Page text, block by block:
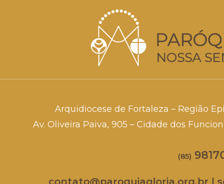
Arquidiocese de Fortaleza – Região
Av. Oliveira Paiva, 905 – Cidade dos
(85)
contato@paroquiagloria.org.br |